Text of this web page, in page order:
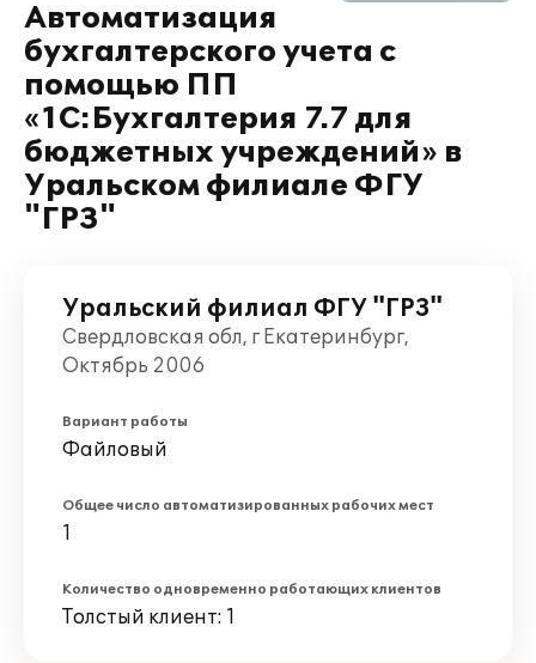
Автоматизация
бухгалтерского учета с
помощью ПП
«1С:Бухгалтерия 7.7 для
бюджетных учреждений» в
Уральском филиале ФГУ
"ГРЗ"
Уральский филиал ФГУ "ГРЗ"
Свердловская обл, г Екатеринбург,
Октябрь 2006
Вариант работы
Файловый
Общее число автоматизированных рабочих мест
1
Количество одновременно работающих клиентов
Толстый клиент: 1